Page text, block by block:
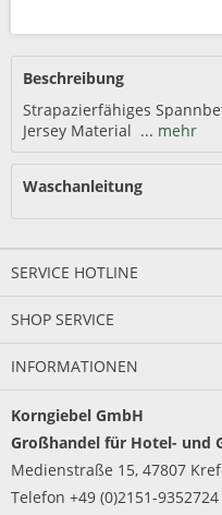
Beschreibung
Strapazierfähiges
Jersey Material ... mehr
Waschanleitung
SERVICE HOTLINE
SHOP SERVICE
INFORMATIONEN
Korngiebel GmbH
Großhandel für Hotel- und
Medienstraße 15, 47807
Telefon +49 (0)2151-9352724